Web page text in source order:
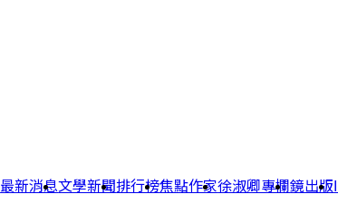
最新消息文學新聞排行榜焦點作家徐淑卿專欄鏡出版